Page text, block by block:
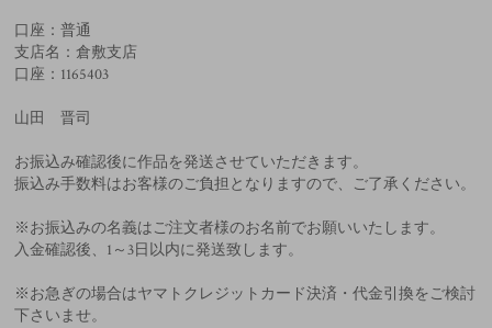
口座：普通
支店名：倉敷支店
口座：1165403
山田 晋司
お振込み確認後に作品を発送させていただきます。
振込み手数料はお客様のご負担となりますので、ご了承ください。
※お振込みの名義はご注文者様のお名前でお願いいたします。
入金確認後、1～3日以内に発送致します。
※お急ぎの場合はヤマトクレジットカード決済・代金引換をご検討
下さいませ。